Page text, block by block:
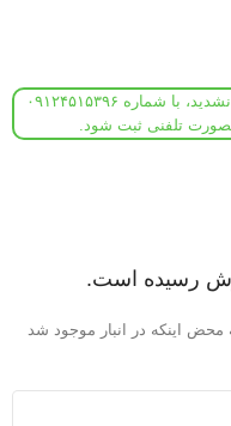
در صورتی که موفق به ثبت سفارش آنلاین نشدید، با شماره ۰۹۱۲۴۵۱۵۳۹۶
تلفنی ثبت شود.
رسیده است.
محض اینکه در انبار موجود شد